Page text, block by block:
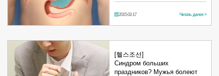
2015-02-17 Читать далее >
[헬스조선]
Синдром больших
праздников? Мужья болеют